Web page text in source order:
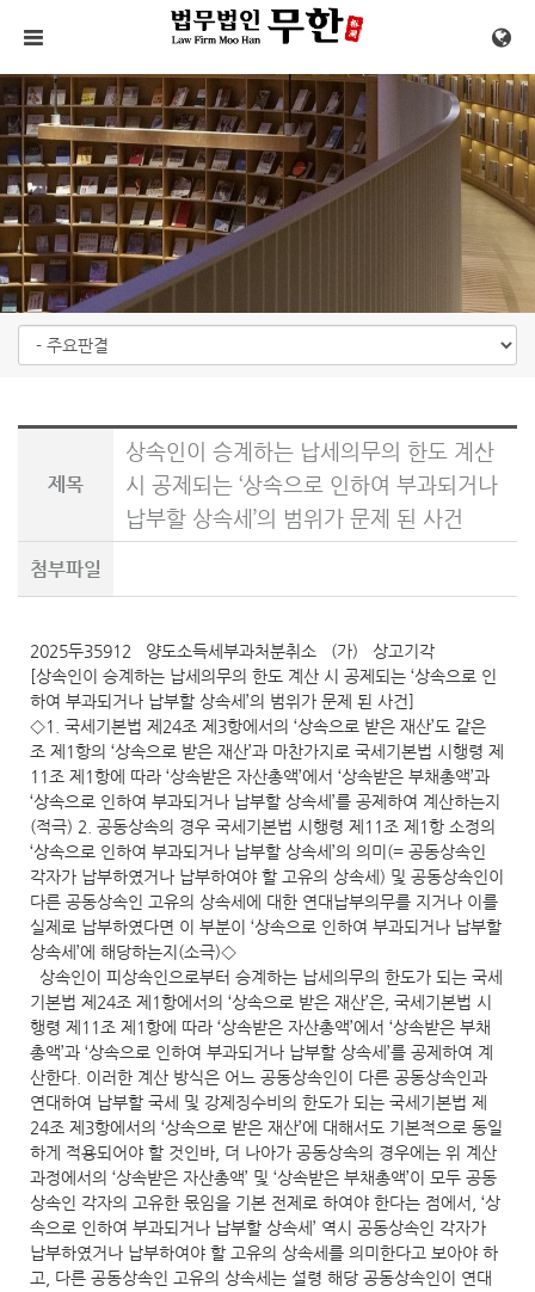
메뉴 건너뛰기
제목
상속인이 승계하는 납세의무의 한도 계산
시 공제되는 ‘상속으로 인하여 부과되거나
납부할 상속세’의 범위가 문제 된 사건
첨부파일
2025두35912 양도소득세부과처분취소 (가) 상고기각
[상속인이 승계하는 납세의무의 한도 계산 시 공제되는 ‘상속으로 인
하여 부과되거나 납부할 상속세’의 범위가 문제 된 사건]
◇1. 국세기본법 제24조 제3항에서의 ‘상속으로 받은 재산’도 같은
조 제1항의 ‘상속으로 받은 재산’과 마찬가지로 국세기본법 시행령 제
11조 제1항에 따라 ‘상속받은 자산총액’에서 ‘상속받은 부채총액’과
‘상속으로 인하여 부과되거나 납부할 상속세’를 공제하여 계산하는지
(적극) 2. 공동상속의 경우 국세기본법 시행령 제11조 제1항 소정의
‘상속으로 인하여 부과되거나 납부할 상속세’의 의미(= 공동상속인
각자가 납부하였거나 납부하여야 할 고유의 상속세) 및 공동상속인이
다른 공동상속인 고유의 상속세에 대한 연대납부의무를 지거나 이를
실제로 납부하였다면 이 부분이 ‘상속으로 인하여 부과되거나 납부할
상속세’에 해당하는지(소극)◇
상속인이 피상속인으로부터 승계하는 납세의무의 한도가 되는 국세
기본법 제24조 제1항에서의 ‘상속으로 받은 재산’은, 국세기본법 시
행령 제11조 제1항에 따라 ‘상속받은 자산총액’에서 ‘상속받은 부채
총액’과 ‘상속으로 인하여 부과되거나 납부할 상속세’를 공제하여 계
산한다. 이러한 계산 방식은 어느 공동상속인이 다른 공동상속인과
연대하여 납부할 국세 및 강제징수비의 한도가 되는 국세기본법 제
24조 제3항에서의 ‘상속으로 받은 재산’에 대해서도 기본적으로 동일
하게 적용되어야 할 것인바, 더 나아가 공동상속의 경우에는 위 계산
과정에서의 ‘상속받은 자산총액’ 및 ‘상속받은 부채총액’이 모두 공동
상속인 각자의 고유한 몫임을 기본 전제로 하여야 한다는 점에서, ‘상
속으로 인하여 부과되거나 납부할 상속세’ 역시 공동상속인 각자가
납부하였거나 납부하여야 할 고유의 상속세를 의미한다고 보아야 하
고, 다른 공동상속인 고유의 상속세는 설령 해당 공동상속인이 연대